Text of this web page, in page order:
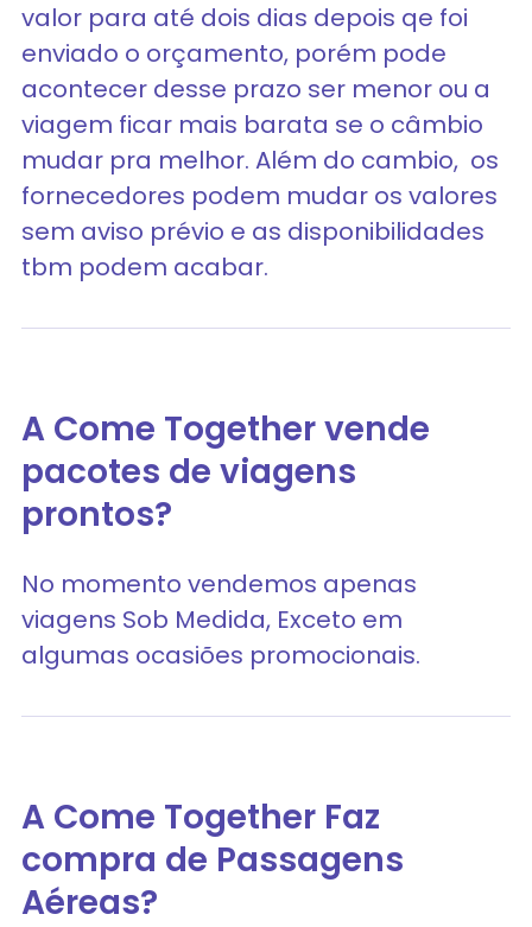
valor para até dois dias depois qe foi
enviado o orçamento, porém pode
acontecer desse prazo ser menor ou a
viagem ficar mais barata se o câmbio
mudar pra melhor. Além do cambio, os
fornecedores podem mudar os valores
sem aviso prévio e as disponibilidades
tbm podem acabar.
A Come Together vende
pacotes de viagens
prontos?
No momento vendemos apenas
viagens Sob Medida, Exceto em
algumas ocasiões promocionais.
A Come Together Faz
compra de Passagens
Aéreas?